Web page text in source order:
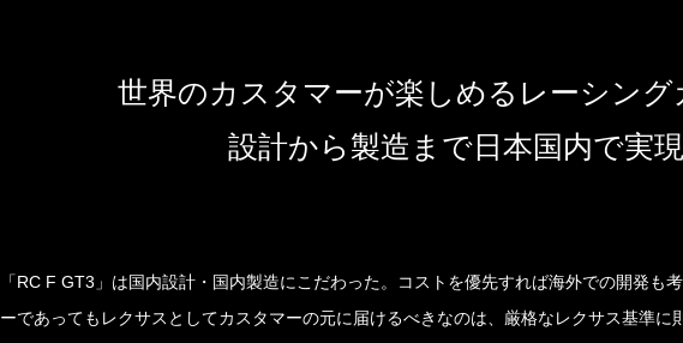
世界のカスタマーが楽しめるレーシング
設計から製造まで日本国内で実現
「RC F GT3」は国内設計・国内製造にこだわった。コストを優先すれば海外での開発も
ーであってもレクサスとしてカスタマーの元に届けるべきなのは、厳格なレクサス基準に